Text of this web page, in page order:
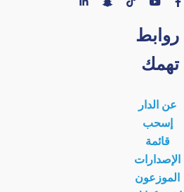
روابط
تهمك
عن الدار
إسحب
قائمة
الإصدارات
الموزعون